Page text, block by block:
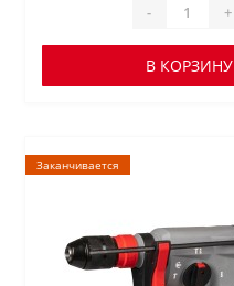
- +
В КОРЗИНУ
Заканчивается